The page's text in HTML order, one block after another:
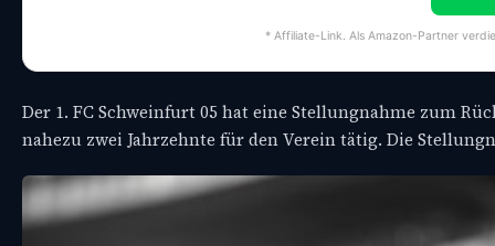
* Affiliate-Link. Als Amazon-Partner
Der 1. FC Schweinfurt 05 hat eine Stellungnahme zum
nahezu zwei Jahrzehnte für den Verein tätig. Die